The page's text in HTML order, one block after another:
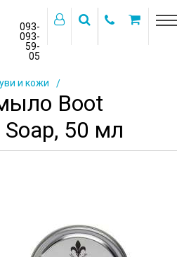
093-
093-
59-
05
и кожи
Boot
Soap, 50 мл